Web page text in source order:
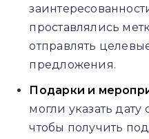
проставлялись
отправлять
предложения.
Подарки и
могли указать
чтобы получить